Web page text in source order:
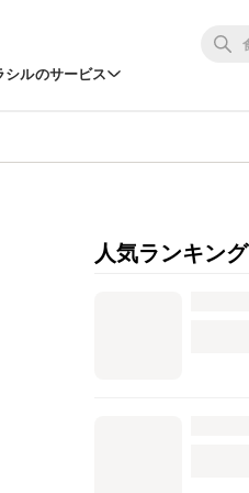
シルのサービス
人気ランキング